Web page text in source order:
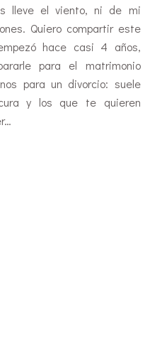
lleve el viento, ni de mi
Quiero compartir este
hace casi 4 años,
para el matrimonio
para un divorcio: suele
y los que te quieren